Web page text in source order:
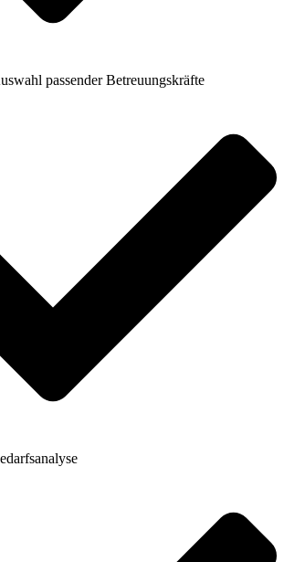
passender Betreuungskräfte